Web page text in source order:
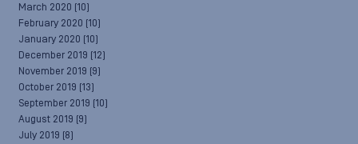
March 2020 (10)
February 2020 (10)
January 2020 (10)
December 2019 (12)
November 2019 (9)
October 2019 (13)
September 2019 (10)
August 2019 (9)
July 2019 (8)